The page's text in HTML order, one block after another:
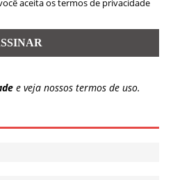
aceita os termos de privacidade
e veja nossos termos de uso.